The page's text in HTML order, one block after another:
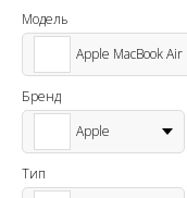
Модель
Apple MacBook Air
Бренд
Apple
Тип